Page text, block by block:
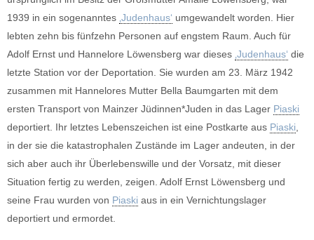
1939 in ein sogenanntes ‚Judenhaus‘ umgewandelt worden. Hier
lebten zehn bis fünfzehn Personen auf engstem Raum. Auch für
Adolf Ernst und Hannelore Löwensberg war dieses ‚Judenhaus‘ die
letzte Station vor der Deportation. Sie wurden am 23. März 1942
zusammen mit Hannelores Mutter Bella Baumgarten mit dem
ersten Transport von Mainzer Jüdinnen*Juden in das Lager Piaski
deportiert. Ihr letztes Lebenszeichen ist eine Postkarte aus Piaski,
in der sie die katastrophalen Zustände im Lager andeuten, in der
sich aber auch ihr Überlebenswille und der Vorsatz, mit dieser
Situation fertig zu werden, zeigen. Adolf Ernst Löwensberg und
seine Frau wurden von Piaski aus in ein Vernichtungslager
deportiert und ermordet.